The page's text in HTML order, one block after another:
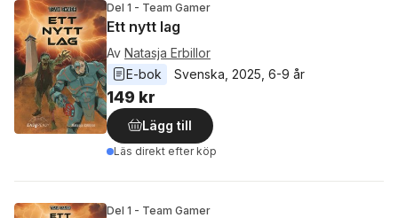
Del 1 - Team Gamer
Ett nytt lag
Av Natasja Erbillor
E-bok
Svenska 2025 6-9 år
149 kr
Lägg till
Läs direkt efter köp
Del 1 - Team Gamer